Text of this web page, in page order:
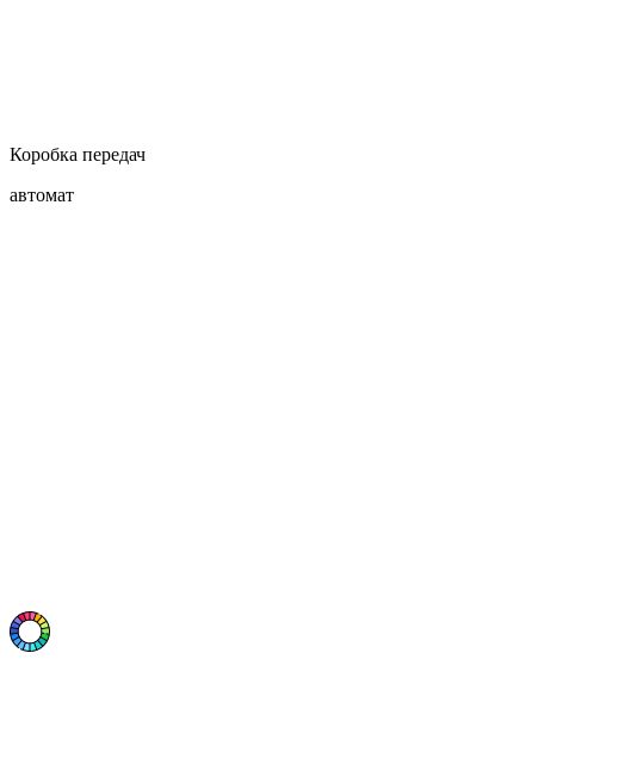
Коробка передач
автомат